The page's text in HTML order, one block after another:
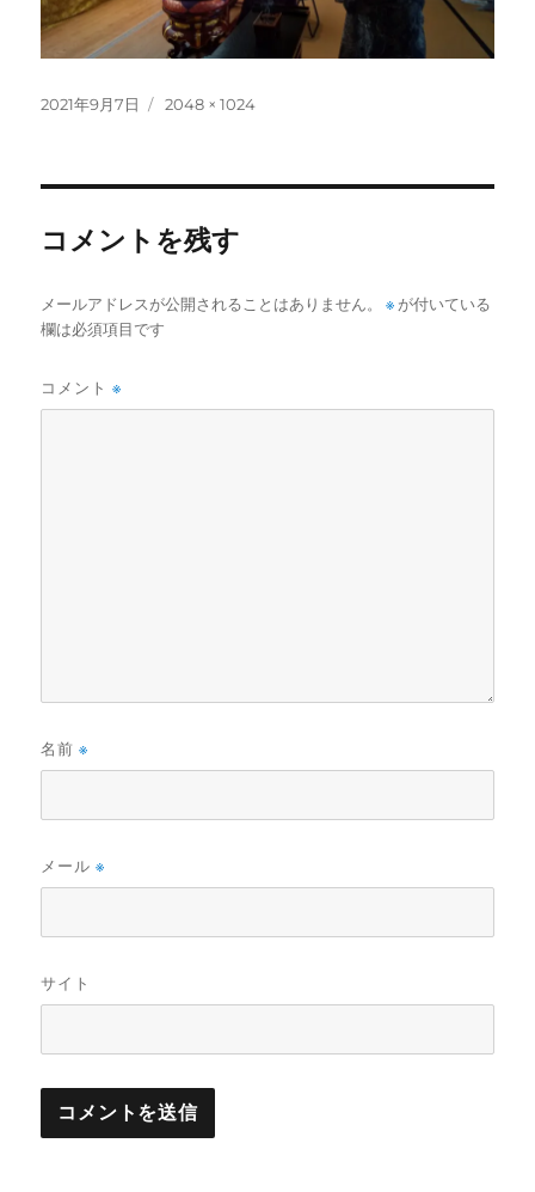
投
2021年9月7日
フ
2048 × 1024
コメントを残す
メールアドレスが公開されることはありません。 ※ が付いている
欄は必須項目です
コメント※
名前※
メール※
サイト